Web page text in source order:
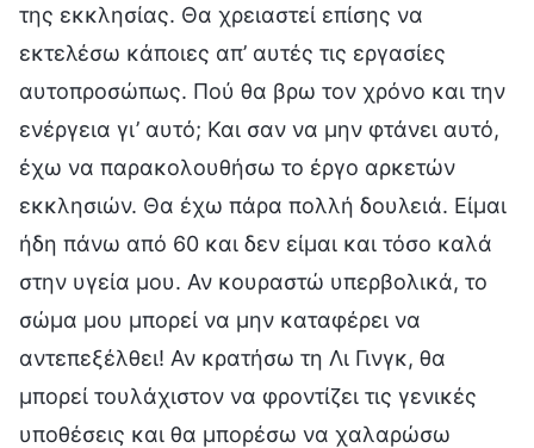
της εκκλησίας. Θα χρειαστεί επίσης να
εκτελέσω κάποιες απ’ αυτές τις εργασίες
αυτοπροσώπως. Πού θα βρω τον χρόνο και την
ενέργεια γι’ αυτό; Και σαν να μην φτάνει αυτό,
έχω να παρακολουθήσω το έργο αρκετών
εκκλησιών. Θα έχω πάρα πολλή δουλειά. Είμαι
ήδη πάνω από 60 και δεν είμαι και τόσο καλά
στην υγεία μου. Αν κουραστώ υπερβολικά, το
σώμα μου μπορεί να μην καταφέρει να
αντεπεξέλθει! Αν κρατήσω τη Λι Γινγκ, θα
μπορεί τουλάχιστον να φροντίζει τις γενικές
υποθέσεις και θα μπορέσω να χαλαρώσω